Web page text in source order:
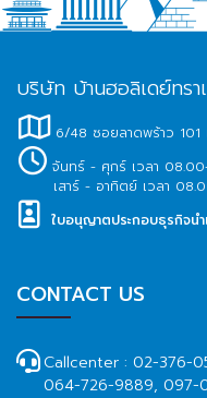
บริษัท บ้านฮอลิเดย์ทรา
6/48 ซอยลาดพร้าว 101
จันทร์ - ศุกร์ เวลา
เสาร์ - อาทิตย์ เวลา
ใบอนุญาตประกอบธุรกิจน
CONTACT US
Callcenter : 02-376-
064-726-9889, 097-